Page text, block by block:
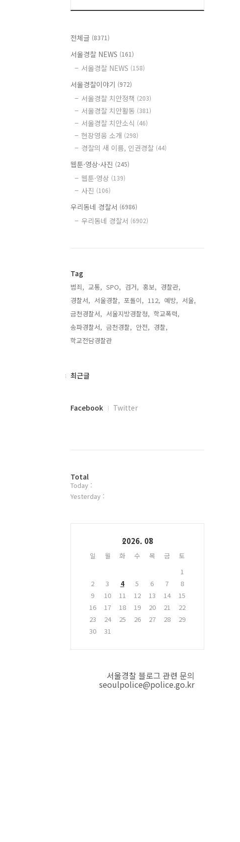
전체글 (8371)
서울경찰 NEWS (161)
서울경찰 NEWS (158)
서울경찰이야기 (972)
서울경찰 치안정책 (203)
서울경찰 치안활동 (381)
서울경찰 치안소식 (46)
현장영웅 소개 (298)
경찰의 새 이름, 인권경찰 (44)
웹툰·영상·사진 (245)
웹툰·영상 (139)
사진 (106)
우리동네 경찰서 (6986)
우리동네 경찰서 (6902)
Tag
범죄, 교통, SPO, 검거, 홍보, 경찰관,
경찰서, 서울경찰, 포돌이, 112, 예방, 서울,
금천경찰서, 서울지방경찰청, 학교폭력,
송파경찰서, 금천경찰, 안전, 경찰,
학교전담경찰관,
최
최근글
페
플
러
그
Facebook Twitter
방
문
자
Total
Today :
Yesterday :
2026. 08
일 월 화 수 목 금
토
1
2
3 4 5 6 7
8
9
10 11 12 13 14
15
16
17 18 19 20 21
22
23
24 25 26 27 28
29
30
31
서울경찰 블로그 관련 문의
seoulpolice@police.go.kr